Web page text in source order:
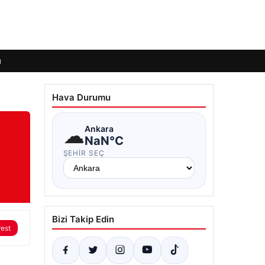
Hava Durumu
☁Ankara
NaN°C
ŞEHIR SEÇ
Bizi Takip Edin